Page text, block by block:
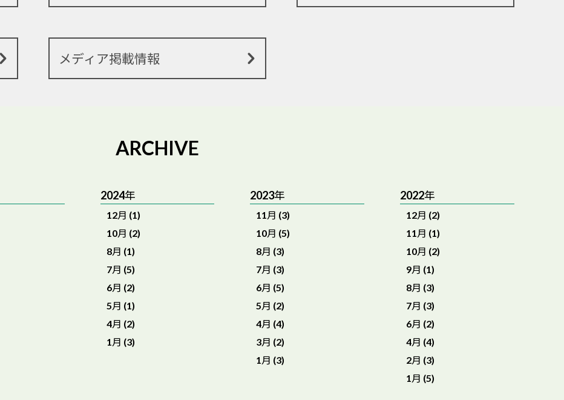
メディア掲載情報
ARCHIVE
2024年
12月 (1)
10月 (2)
8月 (1)
7月 (5)
6月 (2)
5月 (1)
4月 (2)
1月 (3)
2023年
11月 (3)
10月 (5)
8月 (3)
7月 (3)
6月 (5)
5月 (2)
4月 (4)
3月 (2)
1月 (3)
2022年
12月 (2)
11月 (1)
10月 (2)
9月 (1)
8月 (3)
7月 (3)
6月 (2)
4月 (4)
2月 (3)
1月 (5)